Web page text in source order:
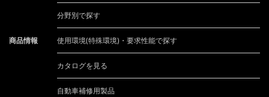
商品情報
分野別で探す
使用環境(特殊環境)・要求性能で探す
カタログを見る
自動車補修用製品